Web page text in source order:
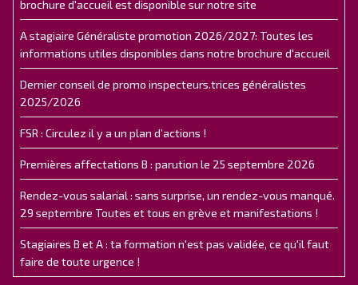
brochure d'accueil est disponible sur notre site
A stagiaire Généraliste promotion 2026/2027: Toutes les
informations utiles disponibles dans notre brochure d'accueil
Dernier conseil de promo inspecteurs.trices généralistes
2025/2026
FSR : Circulez il y a un plan d’actions !
Premières affectations B : parution le 25 septembre 2026
Rendez-vous salarial : sans surprise, un rendez-vous manqué.
29 septembre Toutes et tous en grève et manifestations !
Stagiaires B et A : ta formation n'est pas validée, ce qu'il faut
faire de toute urgence !